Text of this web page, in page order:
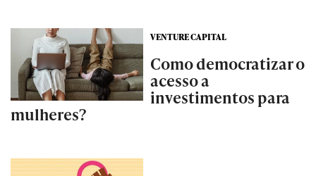
VENTURE CAPITAL
Como democratizar o
acesso a
investimentos para
mulheres?